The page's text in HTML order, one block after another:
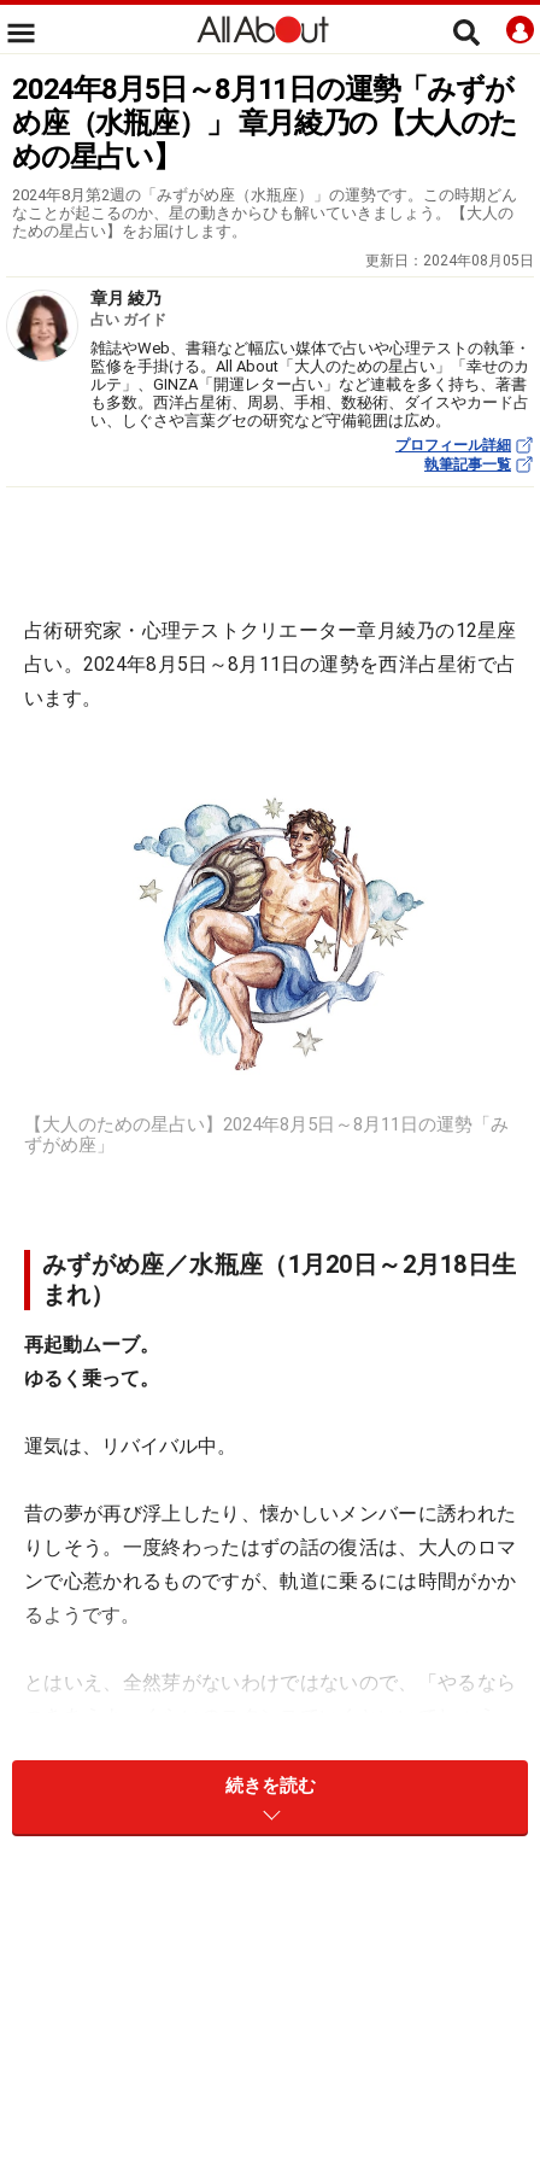
2024年8月5日～8月11日の運勢「みずが
め座（水瓶座）」 章月綾乃の【大人のた
めの星占い】
2024年8月第2週の「みずがめ座（水瓶座）」の運勢です。この時期どん
なことが起こるのか、星の動きからひも解いていきましょう。【大人の
ための星占い】をお届けします。
更新日： 2024年08月05日
章月 綾乃
占い ガイド
雑誌やWeb、書籍など幅広い媒体で占いや心理テストの執筆・
監修を手掛ける。All About「大人のための星占い」「幸せのカ
ルテ」、GINZA「開運レター占い」など連載を多く持ち、著書
も多数。西洋占星術、周易、手相、数秘術、ダイスやカード占
い、しぐさや言葉グセの研究など守備範囲は広め。
プロフィール詳細
執筆記事一覧
占術研究家・心理テストクリエーター章月綾乃の12星座
占い。2024年8月5日～8月11日の運勢を西洋占星術で占
います。
【大人のための星占い】2024年8月5日～8月11日の運勢「み
ずがめ座」
みずがめ座／水瓶座（1月20日～2月18日生
まれ）
再起動ムーブ。
ゆるく乗って。
運気は、リバイバル中。
昔の夢が再び浮上したり、懐かしいメンバーに誘われた
りしそう。一度終わったはずの話の復活は、大人のロマ
ンで心惹かれるものですが、軌道に乗るには時間がかか
るようです。
とはいえ、全然芽がないわけではないので、「やるなら
続きを読む